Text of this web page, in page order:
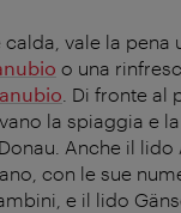
vale la pena
o una
. Di fronte al
la spiaggia e
Anche il lido
con le sue
e il lido